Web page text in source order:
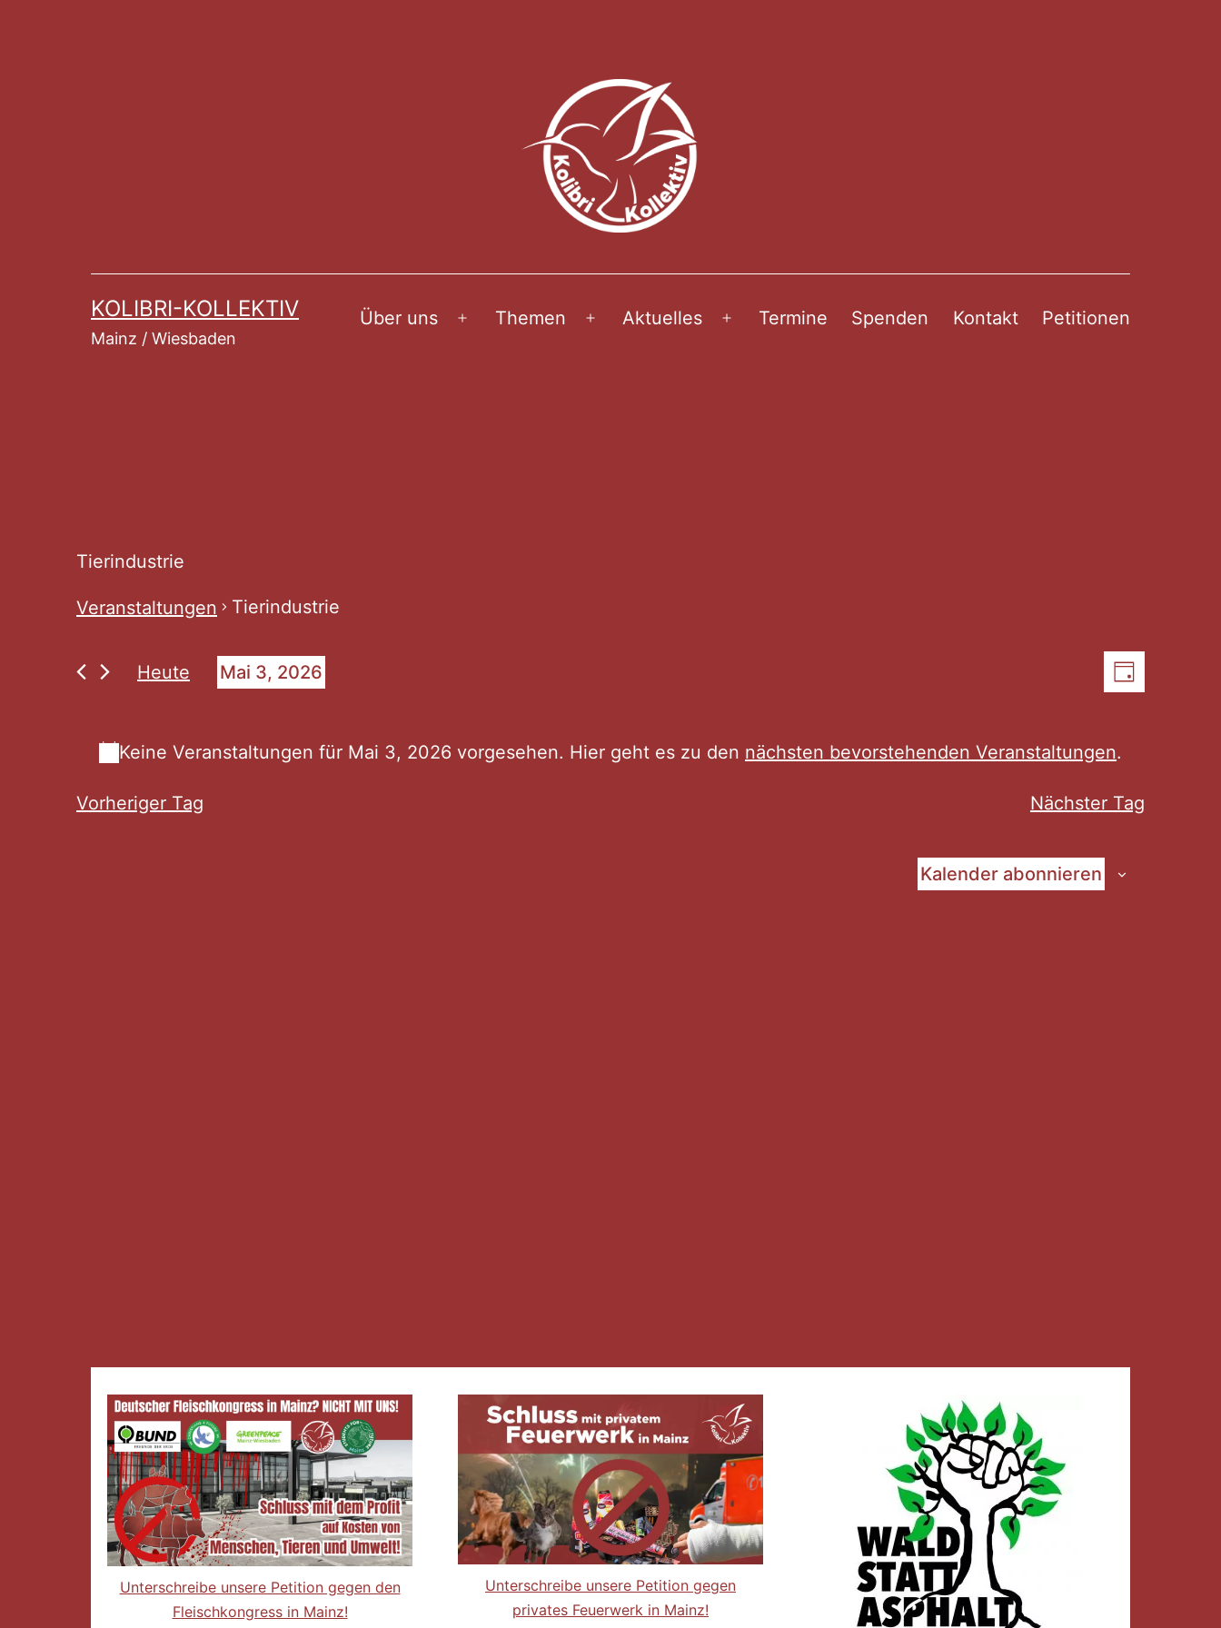
KOLIBRI-KOLLEKTIV
Mainz / Wiesbaden
Über uns
Menü
Themen
Menü
Aktuelles
Menü
Termine Spenden Kontakt Petitionen
Tierindustrie
Veranstaltungen Tierindustrie
Veranstaltungen
für
Mai
Hinweis
Keine Veranstaltungen für Mai 3, 2026 vorgesehen. Hier geht es zu den nächsten bevorstehenden Veranstaltungen.
Tag
Heute Mai 3, 2026
Vorheriger Tag Nächster Tag
Kalender abonnieren
Unterschreibe unsere Petition gegen den
Fleischkongress in Mainz!
Unterschreibe unsere Petition gegen
privates Feuerwerk in Mainz!